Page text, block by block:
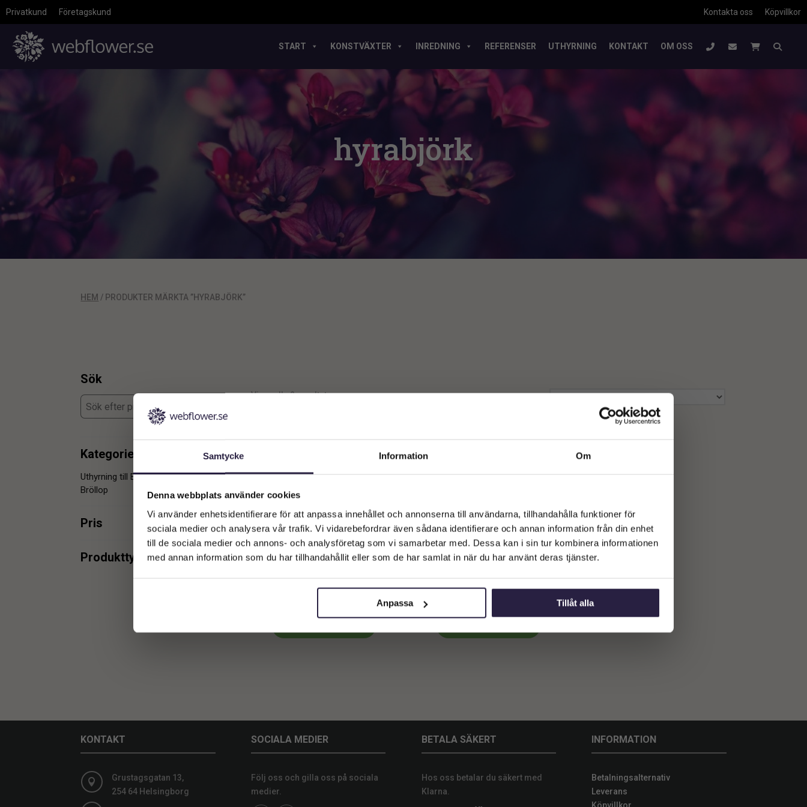
Samtycke Information Om
Denna webbplats använder cookies
Vi använder enhetsidentifierare för att anpassa innehållet och annonserna till användarna, tillhandahålla funktioner för
sociala medier och analysera vår trafik. Vi vidarebefordrar även sådana identifierare och annan information från din enhet
till de sociala medier och annons- och analysföretag som vi samarbetar med. Dessa kan i sin tur kombinera informationen
med annan information som du har tillhandahållit eller som de har samlat in när du har använt deras tjänster.
Anpassa Tillåt alla
Privatkund Företagskund Köpvillkor
Kontakta oss
START KONSTVÄXTER INREDNING REFERENSER UTHYRNING KONTAKT OM OSS
hyrabjörk
HEM / PRODUKTER MÄRKTA ”HYRABJÖRK”
Sök
Kategorier
Uthyrning till Event & Mässa &
Bröllop
2
Pris
max.
Produkttyper
Uthyrning 2
Visar alla 2 resultat
8500kr
Vitt 350 cm
10000kr
KONTAKT

Grustagsgatan 13,
254 64 Helsingborg
SOCIALA MEDIER
Följ oss och gilla oss på sociala
medier.
BETALA SÄKERT
Hos oss betalar du säkert med
Klarna.
INFORMATION
Betalningsalternativ
Leverans
Välkommen till Webflower
Vilken typ av kund är du? Du kan alltid justera ditt val längst upp
Företagskund (exkl. moms)